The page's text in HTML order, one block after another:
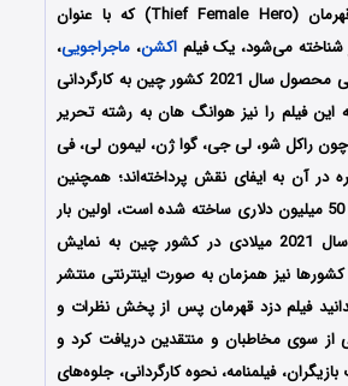
فیلم سینمایی دزد قهرمان (Thief Female Hero) که با عنوان
شناخته می‌شود، یک فیلماکشن، ماجراجویی،
و تاریخی محصول سال 2021 کشور چین به کارگردانی
این فیلم را نیز هوانگ هان به رشته تحریر
چون راکل شو، لی جی، گوا ژن، لیمون لی، فی
در آن به ایفای نقش پرداخته‌اند؛ همچنین
این فیلم که با بودجه 50 میلیون دلاری ساخته شده است، اولین بار
در تاریخ 25 نوامبر سال 2021 میلادی در کشور چین به نمایش
نیز همزمان به صورت اینترنتی منتشر
فیلم دزد قهرمان پس از پخش نظرات و
از سوی مخاطبان و منتقدین دریافت کرد و
فیلمنامه، نحوه کارگردانی، جلوه‌های